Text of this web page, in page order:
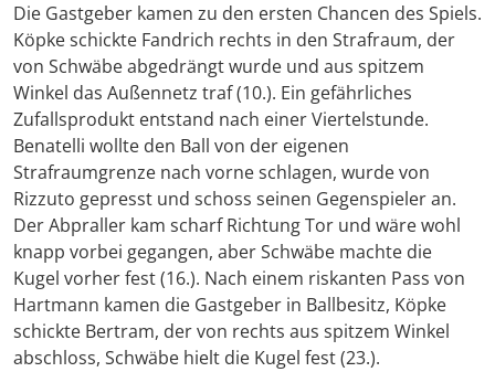
Die Gastgeber kamen zu den ersten Chancen des Spiels.
Köpke schickte Fandrich rechts in den Strafraum, der
von Schwäbe abgedrängt wurde und aus spitzem
Winkel das Außennetz traf (10.). Ein gefährliches
Zufallsprodukt entstand nach einer Viertelstunde.
Benatelli wollte den Ball von der eigenen
Strafraumgrenze nach vorne schlagen, wurde von
Rizzuto gepresst und schoss seinen Gegenspieler an.
Der Abpraller kam scharf Richtung Tor und wäre wohl
knapp vorbei gegangen, aber Schwäbe machte die
Kugel vorher fest (16.). Nach einem riskanten Pass von
Hartmann kamen die Gastgeber in Ballbesitz, Köpke
schickte Bertram, der von rechts aus spitzem Winkel
abschloss, Schwäbe hielt die Kugel fest (23.).